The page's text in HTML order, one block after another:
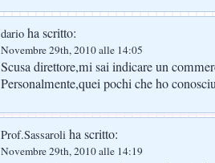
dario ha scritto:
Novembre 29th, 2010 alle 14:05
Scusa direttore,mi sai indicare un
Personalmente,quei pochi che ho
Prof.Sassaroli ha scritto:
Novembre 29th, 2010 alle 14:19